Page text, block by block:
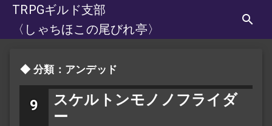
TRPGギルド支部
〈しゃちほこの尾びれ亭〉
分類：アンデッド
9
スケルトンモノノフライダ
ー